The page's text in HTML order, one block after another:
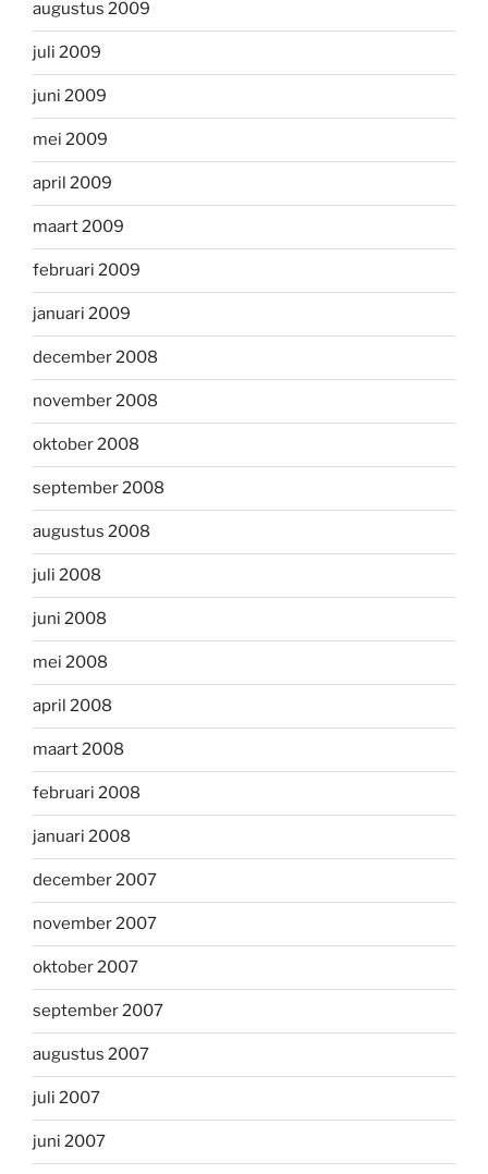
augustus 2009
juli 2009
juni 2009
mei 2009
april 2009
maart 2009
februari 2009
januari 2009
december 2008
november 2008
oktober 2008
september 2008
augustus 2008
juli 2008
juni 2008
mei 2008
april 2008
maart 2008
februari 2008
januari 2008
december 2007
november 2007
oktober 2007
september 2007
augustus 2007
juli 2007
juni 2007